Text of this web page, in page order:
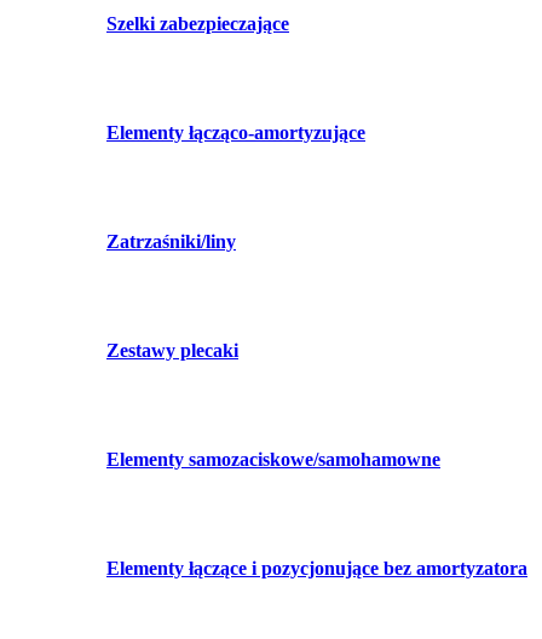
Szelki zabezpieczające
Elementy łącząco-amortyzujące
Zatrzaśniki/liny
Zestawy plecaki
Elementy samozaciskowe/samohamowne
Elementy łączące i pozycjonujące bez amortyzatora